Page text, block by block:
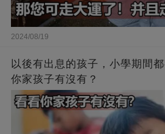
2024/08/19
以後有出息的孩子，小學期間
你家孩子有沒有？